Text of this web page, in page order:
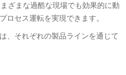
ざまな過酷な現場でも効果的に動
ロセス運転を実現できます。
、それぞれの製品ラインを通じて